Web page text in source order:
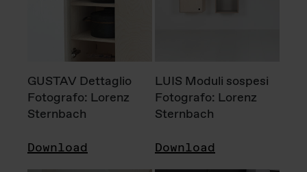
GUSTAV Dettaglio
Fotografo: Lorenz
Sternbach
Download
LUIS Moduli sospesi
Fotografo: Lorenz
Sternbach
Download